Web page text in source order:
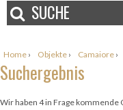
SUCHE
Home › Objekte › Camaiore ›
Suchergebnis
Wir haben 4 in Frage kommende